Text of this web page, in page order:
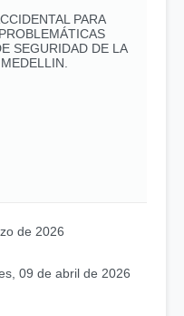
PARA
SEGURIDAD DE LA
de 2026
09 de abril de 2026